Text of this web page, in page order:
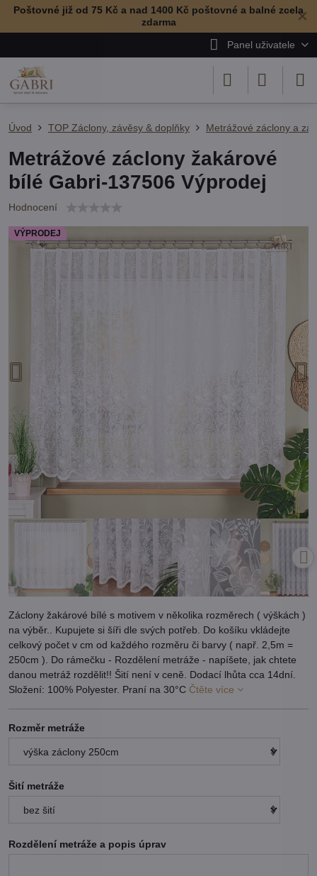
✕
Poštovné již od 75 Kč a nad 1400 Kč poštovné a balné zcela
zdarma
Panel uživatele
VÝPRODEJ
Úvod TOP Záclony, závěsy & doplňky Metrážové záclony a
Metrážové záclony žakárové
bílé Gabri-137506 Výprodej
Hodnocení
Záclony žakárové bílé s motivem v několika rozměrech ( výškách )
na výběr.. Kupujete si šíři dle svých potřeb. Do košíku vkládejte
celkový počet v cm od každého rozměru či barvy ( např. 2,5m =
250cm ). Do rámečku - Rozdělení metráže - napíšete, jak chtete
danou metráž rozdělit!! Šití není v ceně. Dodací lhůta cca 14dní.
Složení: 100% Polyester. Praní na 30°C Čtěte více
Rozměr metráže
Šití metráže
Rozdělení metráže a popis úprav